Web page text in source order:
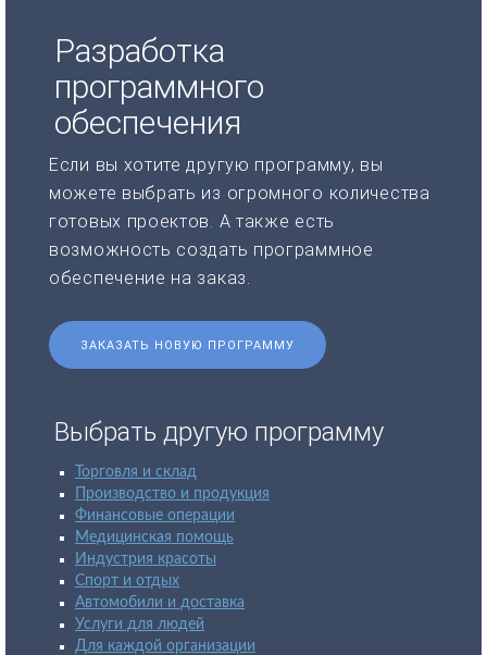
Разработка
программного
обеспечения
Если вы хотите другую программу, вы
можете выбрать из огромного количества
готовых проектов. А также есть
возможность создать программное
обеспечение на заказ.
ЗАКАЗАТЬ НОВУЮ ПРОГРАММУ
Выбрать другую программу
Торговля и склад
Производство и продукция
Финансовые операции
Медицинская помощь
Индустрия красоты
Спорт и отдых
Автомобили и доставка
Услуги для людей
Для каждой организации